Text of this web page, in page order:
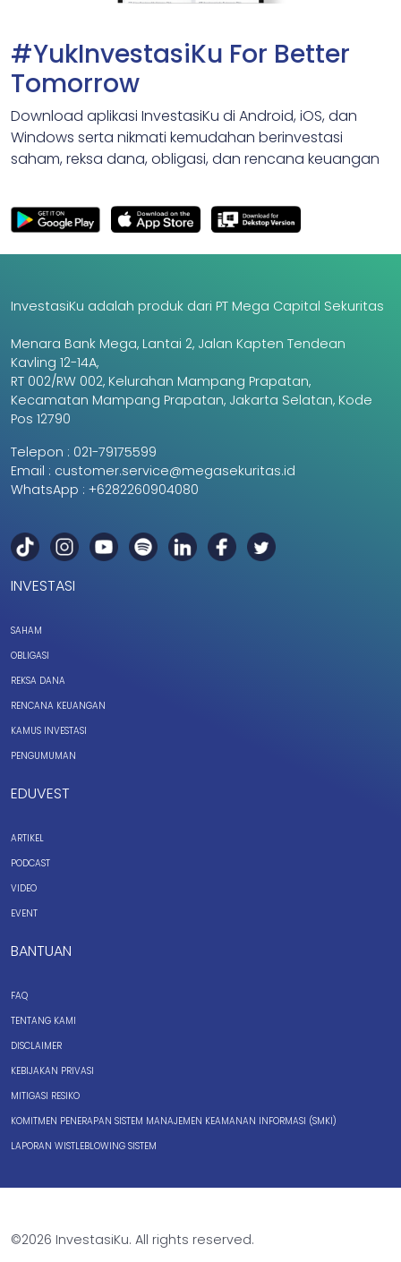
#YukInvestasiKu For Better
Tomorrow
Download aplikasi InvestasiKu di Android, iOS, dan
Windows serta nikmati kemudahan berinvestasi
saham, reksa dana, obligasi, dan rencana keuangan
InvestasiKu adalah produk dari PT Mega Capital Sekuritas
Menara Bank Mega, Lantai 2, Jalan Kapten Tendean
Kavling 12-14A,
RT 002/RW 002, Kelurahan Mampang Prapatan,
Kecamatan Mampang Prapatan, Jakarta Selatan, Kode
Pos 12790
Telepon : 021-79175599
Email : customer.service@megasekuritas.id
WhatsApp : +6282260904080
INVESTASI
SAHAM
OBLIGASI
REKSA DANA
RENCANA KEUANGAN
KAMUS INVESTASI
PENGUMUMAN
EDUVEST
ARTIKEL
PODCAST
VIDEO
EVENT
BANTUAN
FAQ
TENTANG KAMI
DISCLAIMER
KEBIJAKAN PRIVASI
MITIGASI RESIKO
KOMITMEN PENERAPAN SISTEM MANAJEMEN KEAMANAN INFORMASI (SMKI)
LAPORAN WISTLEBLOWING SISTEM
©2026 InvestasiKu. All rights reserved.